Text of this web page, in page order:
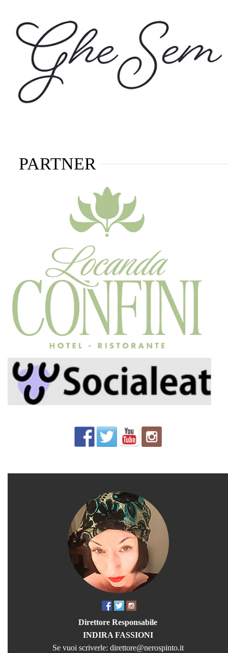
PARTNER
Direttore Responsabile
INDIRA FASSIONI
Se vuoi scriverle: direttore@nerospinto.it